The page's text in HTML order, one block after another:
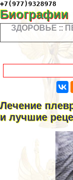
+7(977)9328978
ЗДОРОВЬЕ ::
Лечение
и лучшие